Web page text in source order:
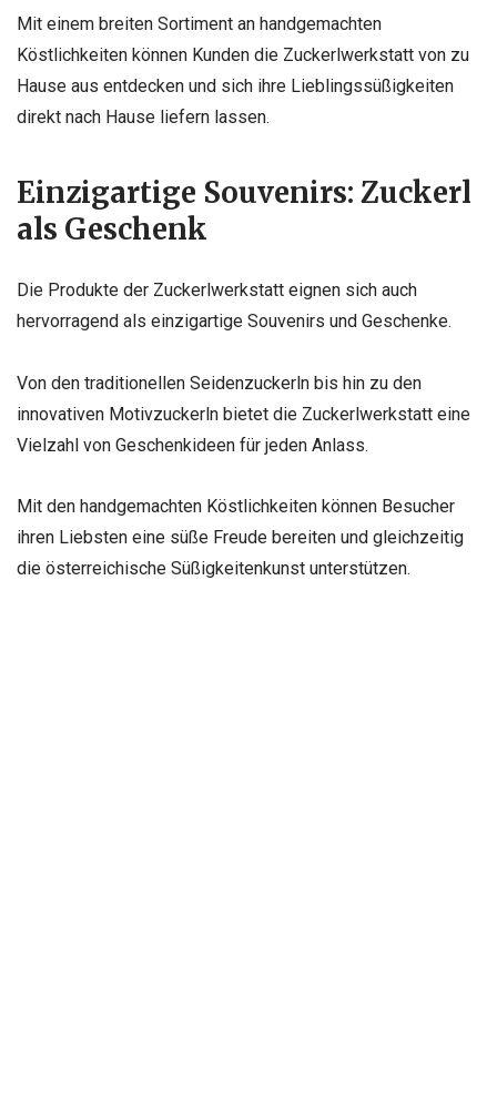
Mit einem breiten Sortiment an handgemachten
Köstlichkeiten können Kunden die Zuckerlwerkstatt von zu
Hause aus entdecken und sich ihre Lieblingssüßigkeiten
direkt nach Hause liefern lassen.
Einzigartige Souvenirs: Zuckerl
als Geschenk
Die Produkte der Zuckerlwerkstatt eignen sich auch
hervorragend als einzigartige Souvenirs und Geschenke.
Von den traditionellen Seidenzuckerln bis hin zu den
innovativen Motivzuckerln bietet die Zuckerlwerkstatt eine
Vielzahl von Geschenkideen für jeden Anlass.
Mit den handgemachten Köstlichkeiten können Besucher
ihren Liebsten eine süße Freude bereiten und gleichzeitig
die österreichische Süßigkeitenkunst unterstützen.